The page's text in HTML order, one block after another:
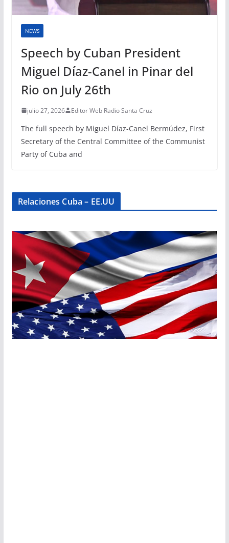
NEWS
Speech by Cuban President
Miguel Díaz-Canel in Pinar del
Rio on July 26th
julio 27, 2026 Editor Web Radio Santa Cruz
The full speech by Miguel Díaz-Canel Bermúdez, First
Secretary of the Central Committee of the Communist
Party of Cuba and
Relaciones Cuba – EE.UU